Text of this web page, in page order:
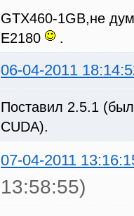
GTX460-1GB,не
E2180
.
06-04-2011
Поставил 2.5.1
CUDA).
07-04-2011
13:58:55)